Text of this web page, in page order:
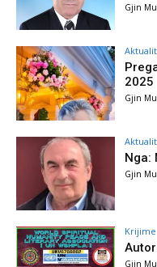
Gjin
2025
Gjin
Nga:
Gjin
Krijime
Gjin